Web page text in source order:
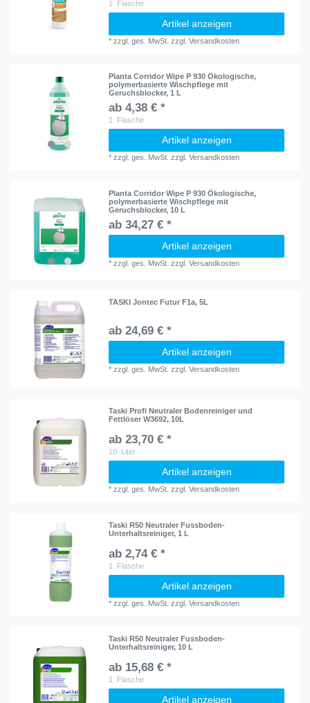
1 Flasche
Artikel anzeigen
*zzgl. ges. MwSt. zzgl.Versandkosten
Planta Corridor Wipe P 930 Ökologische,
polymerbasierte Wischpflege mit
Geruchsblocker, 1 L
ab 4,38 € *
1 Flasche
Artikel anzeigen
*zzgl. ges. MwSt. zzgl.Versandkosten
Planta Corridor Wipe P 930 Ökologische,
polymerbasierte Wischpflege mit
Geruchsblocker, 10 L
ab 34,27 € *
Artikel anzeigen
*zzgl. ges. MwSt. zzgl.Versandkosten
TASKI Jontec Futur F1a, 5L
ab 24,69 € *
Artikel anzeigen
*zzgl. ges. MwSt. zzgl.Versandkosten
Taski Profi Neutraler Bodenreiniger und
Fettlöser W3692, 10L
ab 23,70 € *
10 Liter
Artikel anzeigen
*zzgl. ges. MwSt. zzgl.Versandkosten
Taski R50 Neutraler Fussboden-
Unterhaltsreiniger, 1 L
ab 2,74 € *
1 Flasche
Artikel anzeigen
*zzgl. ges. MwSt. zzgl.Versandkosten
Taski R50 Neutraler Fussboden-
Unterhaltsreiniger, 10 L
ab 15,68 € *
1 Flasche
Artikel anzeigen